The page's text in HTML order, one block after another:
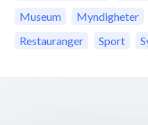
Museum
Myndigheter
Restauranger
Sport